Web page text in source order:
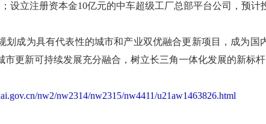
设立注册资本金10亿元的中车超级工厂总部平台公司，预计
划成为具有代表性的城市和产业双优融合更新项目，成为国
更新可持续发展充分融合，树立长三角一体化发展的新标杆
nw2/nw2314/nw2315/nw4411/u21aw1463826.html